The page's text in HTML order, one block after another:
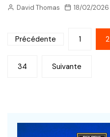
David Thomas 18/02/2026
Navigation
articles
Précédente 1 2
34 Suivante